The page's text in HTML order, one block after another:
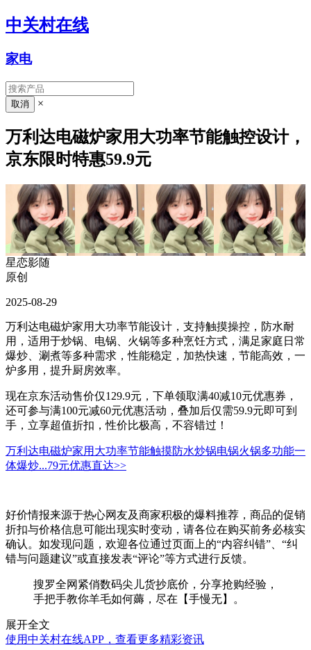
中关村在线
家电
×
万利达电磁炉家用大功率节能触控设计，
京东限时特惠59.9元
星恋影随
原创
2025-08-29
万利达电磁炉家用大功率节能设计，支持触摸操控，防水耐
用，适用于炒锅、电锅、火锅等多种烹饪方式，满足家庭日常
爆炒、涮煮等多种需求，性能稳定，加热快速，节能高效，一
炉多用，提升厨房效率。
现在京东活动售价仅129.9元，下单领取满40减10元优惠券，
还可参与满100元减60元优惠活动，叠加后仅需59.9元即可到
手，立享超值折扣，性价比极高，不容错过！
万利达电磁炉家用大功率节能触摸防水炒锅电锅火锅多功能一
体爆炒...79元优惠直达>>
好价情报来源于热心网友及商家积极的爆料推荐，商品的促销
折扣与价格信息可能出现实时变动，请各位在购买前务必核实
确认。如发现问题，欢迎各位通过页面上的“内容纠错”、“纠
错与问题建议”或直接发表“评论”等方式进行反馈。
搜罗全网紧俏数码尖儿货抄底价，分享抢购经验，
手把手教你羊毛如何薅，尽在【手慢无】。
展开全文
使用中关村在线APP，查看更多精彩资讯